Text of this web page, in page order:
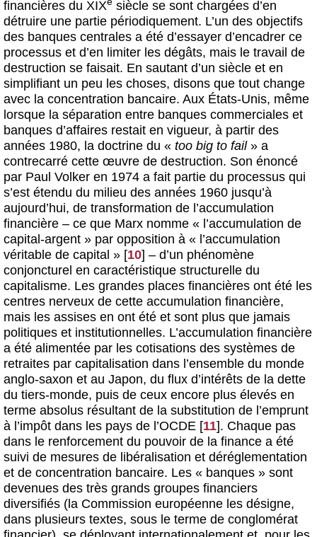
financières du XIX
siècle se sont chargées d’en
détruire une partie périodiquement. L’un des objectifs
des banques centrales a été d’essayer d’encadrer ce
processus et d’en limiter les dégâts, mais le travail de
destruction se faisait. En sautant d’un siècle et en
simplifiant un peu les choses, disons que tout change
avec la concentration bancaire. Aux États-Unis, même
lorsque la séparation entre banques commerciales et
banques d’affaires restait en vigueur, à partir des
années 1980, la doctrine du « too big to fail» a
contrecarré cette œuvre de destruction. Son énoncé
par Paul Volker en 1974 a fait partie du processus qui
s’est étendu du milieu des années 1960 jusqu’à
aujourd’hui, de transformation de l’accumulation
financière – ce que Marx nomme « l’accumulation de
capital-argent » par opposition à « l’accumulation
véritable de capital » [10] – d’un phénomène
conjoncturel en caractéristique structurelle du
capitalisme. Les grandes places financières ont été les
centres nerveux de cette accumulation financière,
mais les assises en ont été et sont plus que jamais
politiques et institutionnelles. L’accumulation financière
a été alimentée par les cotisations des systèmes de
retraites par capitalisation dans l’ensemble du monde
anglo-saxon et au Japon, du flux d’intérêts de la dette
du tiers-monde, puis de ceux encore plus élevés en
terme absolus résultant de la substitution de l’emprunt
à l’impôt dans les pays de l’OCDE [11]. Chaque pas
dans le renforcement du pouvoir de la finance a été
suivi de mesures de libéralisation et déréglementation
et de concentration bancaire. Les « banques » sont
devenues des très grands groupes financiers
diversifiés (la Commission européenne les désigne,
dans plusieurs textes, sous le terme de conglomérat